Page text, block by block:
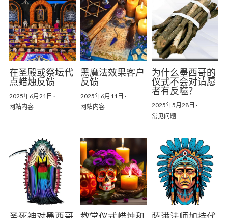
在圣殿或祭坛代
点蜡烛反馈
2025年6月21日 ·
网站内容
黑魔法效果客户
反馈
2025年6月11日 ·
网站内容
为什么墨西哥的
仪式不会对请愿
者有反噬？
2025年5月28日 ·
常见问题